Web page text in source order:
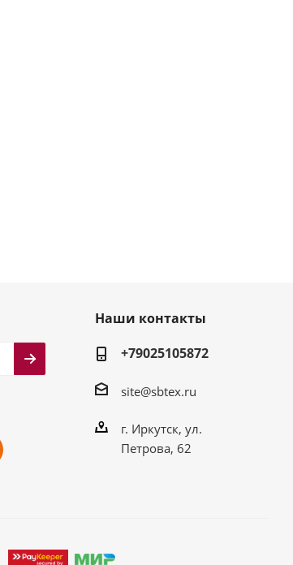
Наши контакты
+79025105872
site@sbtex.ru
г. Иркутск, ул.
Петрова, 62